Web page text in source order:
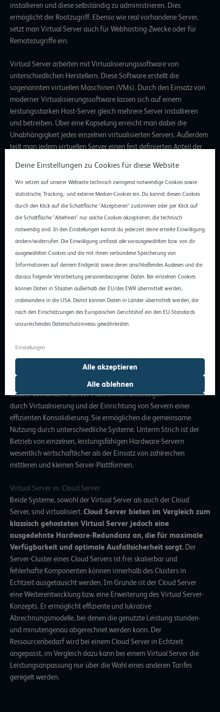
installieren und diese selbständig zu administrieren. Dies
ermöglicht der Rootzugriff. Ebenso wie real vorhandene Server,
setzt man Virtual Server auch für Webhosting-Zwecke oder für
Remotezugriffe ein.
Virtual Server arbeiten mitVirtualisierungssoftwarevon
unterschiedlichen Herstellern. Diese Software erstellt die
sogenannten virtuellen Maschinen (VMs). Durch den Einsatz von
moderner Virtualisierungssoftware lassen sich auf einem
leistungsstarken Host-Server gleich mehrere Server installieren
und betreiben. Über eine Kapselung erreicht man dabei die
Unabhängigkeit jedes einzelnen virtualisierten Servers. Außerdem
teilt man jedem virtuellen Server einen fest definierten Anteil der
Wesentlichen um Arbeitsspeicher, CPU-Leistung und
Festplattenspeicher.
Wichtigste Vorteile
Die Konsolidierung und Einrichtung von virtuellen Servern bietet
zahlreiche Vorteile. So können beispielsweise mehrere
Betriebssysteme gleichzeitig auf einer einzelnen physischen
Server-Hardware laufen.Der reale Server ist so besser
ausgelastet und optimal nutzbar.Außerdem können diese
Server unterschiedliche Befehlsarchitekturen unterstützen, die
sich von der physischen Maschine unterscheiden. Das ermöglicht
den Einsatz von Betriebssystemen, die auf der eigentlichen
Hardware nicht lauffähig sind.
Administrationsaufwände. Das macht sich im Umfeld von
Rechenzentren besonders bemerkbar. Durch den Einsatz von
virtuellen Servern muss man nicht für jede Anwendung und jedes
neue System explizite Hardware einkaufen und zur Verfügung
stellen. Vorhandene Server-Plattformen unterliegen
durch Virtualisierung und der Einrichtung von Servern einer
effizienten Konsolidierung. Sie ermöglichen die gemeinsame
Nutzung durch unterschiedliche Systeme. Unterm Strich ist der
Betrieb von einzelnen, leistungsfähigen Hardware-Servern
wesentlich wirtschaftlicher als der Einsatz von zahlreichen
mittleren und kleinen Server-Plattformen.
Virtual Server vs. Cloud Server
Beide Systeme, sowohl der Virtual Server als auch der Cloud
Server, sind virtualisiert.Cloud Server bieten im Vergleich zum
klassisch gehosteten Virtual Server jedoch eine
ausgedehnte Hardware-Redundanz an, die für maximale
Verfügbarkeit und optimale Ausfallsicherheit sorgt. Der
Server-Cluster eines Cloud Servers ist frei skalierbar und
fehlerhafte Komponenten können innerhalb des Clusters in
Echtzeit ausgetauscht werden. Im Grunde ist der Cloud Server
eine Weiterentwicklung bzw. eine Erweiterung des Virtual Server-
Konzepts. Er ermöglicht effiziente und lukrative
Abrechnungsmodelle, bei denen die genutzte Leistung stunden-
und minutengenau abgerechnet werden kann. Der
Ressourcenbedarf wird bei einem Cloud Server in Echtzeit
angepasst, im Vergleich dazu kann bei einem Virtual Server die
Leistungsanpassung nur über die Wahl eines anderen Tarifes
geregelt werden.
Deine Einstellungen zu Cookies für diese Website
Wir setzen auf unserer Webseite technisch zwingend notwendige Cookies sowie
statistische, Tracking,- und externe Medien-Cookies ein. Du kannst diesen Cookies
durch den Klick auf die Schaltfläche "Akzeptieren" zustimmen oder per Klick auf
die Schaltfläche "Ablehnen" nur solche Cookies akzeptieren, die technisch
notwendig sind. In den Einstellungen kannst du jederzeit deine erteilte Einwilligung
ändern/widerrufen. Die Einwilligung umfasst alle vorausgewählten bzw. von dir
ausgewählten Cookies und die mit ihnen verbundene Speicherung von
Informationen auf deinem Endgerät sowie deren anschließendes Auslesen und die
daraus folgende Verarbeitung personenbezogener Daten. Bei einzelnen Cookies
können Daten in Staaten außerhalb der EU/des EWR übermittelt werden,
insbesondere in die USA. Damit können Daten in Länder übermittelt werden, die
nach den Einschätzungen des Europäischen Gerichtshof ein den EU-Standards
unzureichendes Datenschutzniveau gewährleisten.
Einstellungen
Auswahl erlauben
Alle ablehnen
Alle akzeptieren